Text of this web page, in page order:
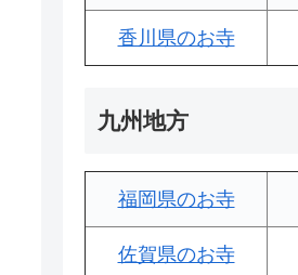
香川県のお寺
九州地方
福岡県のお寺
佐賀県のお寺